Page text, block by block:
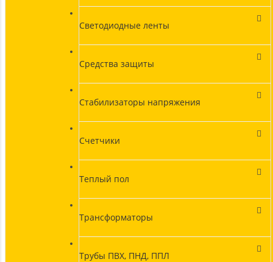
Светодиодные ленты
Средства защиты
Стабилизаторы напряжения
Счетчики
Теплый пол
Трансформаторы
Трубы ПВХ, ПНД, ППЛ